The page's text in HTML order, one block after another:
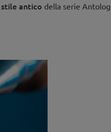
antico della serie